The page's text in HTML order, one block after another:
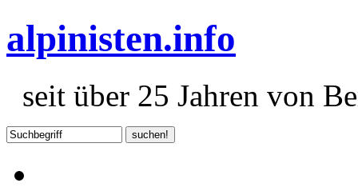
alpinisten.info
seit über 25 Jahren von